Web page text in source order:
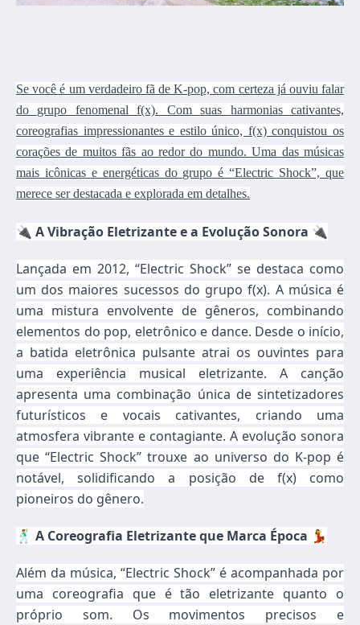
Se você é um verdadeiro fã de K-pop, com certeza já ouviu falar
do grupo fenomenal f(x). Com suas harmonias cativantes,
coreografias impressionantes e estilo único, f(x) conquistou os
corações de muitos fãs ao redor do mundo. Uma das músicas
mais icônicas e energéticas do grupo é “Electric Shock”, que
merece ser destacada e explorada em detalhes.
🔌 A Vibração Eletrizante e a Evolução Sonora 🔌
Lançada em 2012, “Electric Shock” se destaca como
um dos maiores sucessos do grupo f(x). A música é
uma mistura envolvente de gêneros, combinando
elementos do pop, eletrônico e dance. Desde o início,
a batida eletrônica pulsante atrai os ouvintes para
uma experiência musical eletrizante. A canção
apresenta uma combinação única de sintetizadores
futurísticos e vocais cativantes, criando uma
atmosfera vibrante e contagiante. A evolução sonora
que “Electric Shock” trouxe ao universo do K-pop é
notável, solidificando a posição de f(x) como
pioneiros do gênero.
🕺 A Coreografia Eletrizante que Marca Época 💃
Além da música, “Electric Shock” é acompanhada por
uma coreografia que é tão eletrizante quanto o
próprio som. Os movimentos precisos e